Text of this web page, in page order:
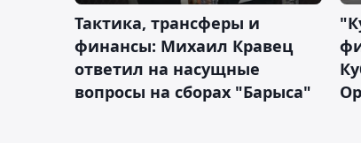
Тактика, трансферы и
финансы: Михаил Кравец
ответил на насущные
вопросы на сборах "Барыса"